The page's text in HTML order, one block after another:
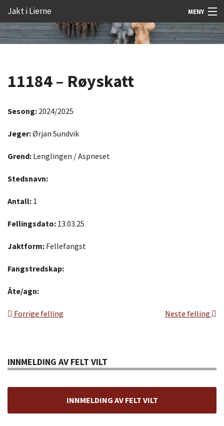
Jakt i Lierne MENY
Nyheter
Fangst
innholdet
Forstørre
11184 – Røyskatt
Sesong: 2024/2025
Jeger:Ørjan Sundvik
Grend: Lenglingen / Aspneset
Stedsnavn:
Antall: 1
Fellingsdato: 13.03.25
Jaktform: Fellefangst
Fangstredskap:
Åte/agn:
Forrige felling Neste felling
INNMELDING AV FELT VILT
INNMELDING AV FELT VILT